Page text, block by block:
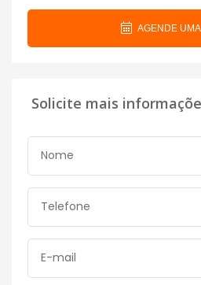
AGENDE
Solicite mais